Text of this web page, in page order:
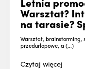
Warsztat?
na tarasie?
Warsztat, brainstorming,
przedurlopowe, a (...)
Czytajwięcej